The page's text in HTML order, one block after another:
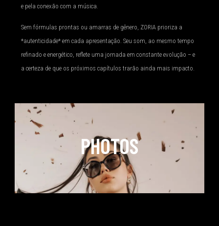
e pela conexão com a música.
Sem fórmulas prontas ou amarras de gênero, ZORIA prioriza a
*autenticidade* em cada apresentação. Seu som, ao mesmo tempo
refinado e energético, reflete uma jornada em constante evolução – e
a certeza de que os próximos capítulos trarão ainda mais impacto.
PHOTOS